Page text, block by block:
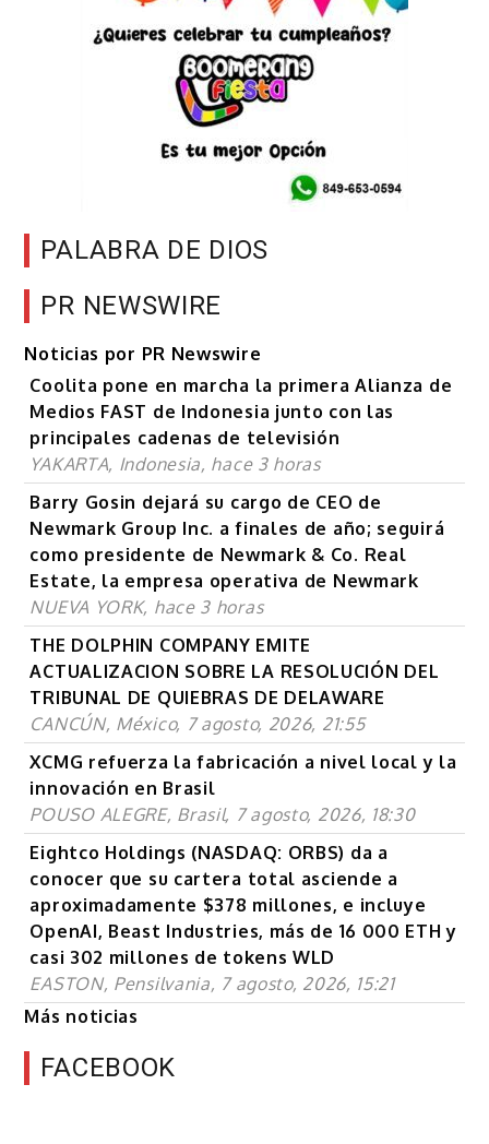
PALABRA DE DIOS
PR NEWSWIRE
Noticias por PR Newswire
Coolita pone en marcha la primera Alianza de
Medios FAST de Indonesia junto con las
principales cadenas de televisión
YAKARTA, Indonesia, hace 3 horas
Barry Gosin dejará su cargo de CEO de
Newmark Group Inc. a finales de año; seguirá
como presidente de Newmark & Co. Real
Estate, la empresa operativa de Newmark
NUEVA YORK, hace 3 horas
THE DOLPHIN COMPANY EMITE
ACTUALIZACION SOBRE LA RESOLUCIÓN DEL
TRIBUNAL DE QUIEBRAS DE DELAWARE
CANCÚN, México, 7 agosto, 2026, 21:55
XCMG refuerza la fabricación a nivel local y la
innovación en Brasil
POUSO ALEGRE, Brasil, 7 agosto, 2026, 18:30
Eightco Holdings (NASDAQ: ORBS) da a
conocer que su cartera total asciende a
aproximadamente $378 millones, e incluye
OpenAI, Beast Industries, más de 16 000 ETH y
casi 302 millones de tokens WLD
EASTON, Pensilvania, 7 agosto, 2026, 15:21
Más noticias
FACEBOOK